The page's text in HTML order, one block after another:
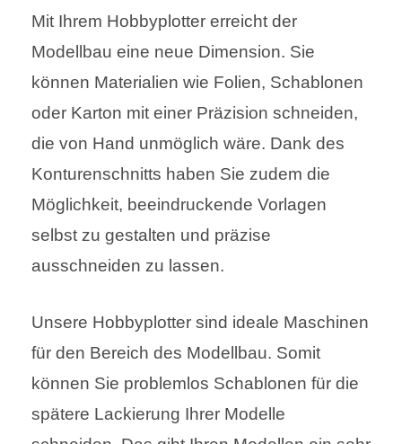
Mit Ihrem Hobbyplotter erreicht der
Modellbau eine neue Dimension. Sie
können Materialien wie Folien, Schablonen
oder Karton mit einer Präzision schneiden,
die von Hand unmöglich wäre. Dank des
Konturenschnitts haben Sie zudem die
Möglichkeit, beeindruckende Vorlagen
selbst zu gestalten und präzise
ausschneiden zu lassen.
Unsere Hobbyplotter sind ideale Maschinen
für den Bereich des Modellbau. Somit
können Sie problemlos Schablonen für die
spätere Lackierung Ihrer Modelle